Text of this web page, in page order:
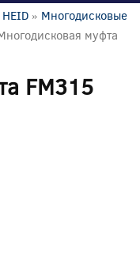
HEID » Многодисковые
муфта
FM315